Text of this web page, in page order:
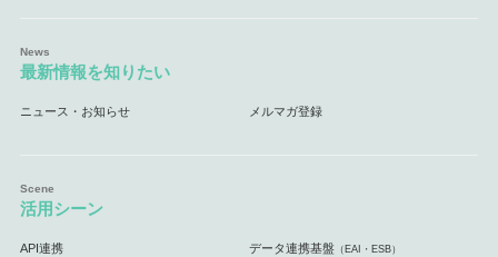
最新情報を知りたい
ニュース・お知らせ メルマガ登録
活用シーン
API連携 データ連携基盤 （EAI・ESB）